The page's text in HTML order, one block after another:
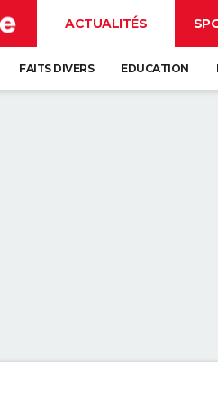
ACTUALITÉS
FAITS DIVERS EDUCATION